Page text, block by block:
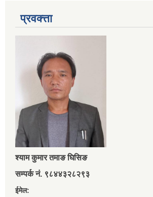
प्रवक्त्ता
श्‍याम कुमार तमाङ घिसिङ
सम्पर्क नं. ९८४४३२८२९३
ईमेल: